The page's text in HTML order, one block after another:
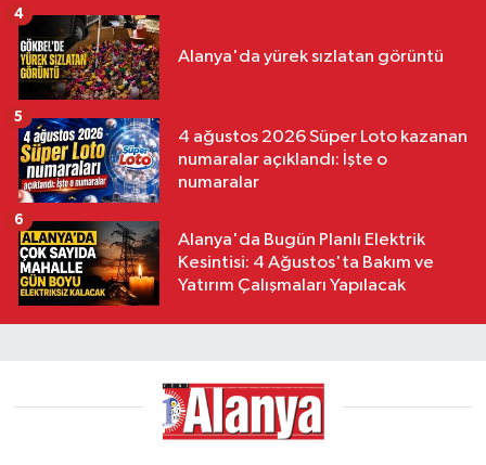
Alanya'da yürek sızlatan görüntü
4
4 ağustos 2026 Süper Loto kazanan
numaralar açıklandı: İşte o
numaralar
5
Alanya'da Bugün Planlı Elektrik
Kesintisi: 4 Ağustos'ta Bakım ve
Yatırım Çalışmaları Yapılacak
6